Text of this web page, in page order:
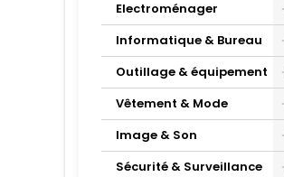
Electroménager
Informatique & Bureau
Outillage & équipement
Vêtement & Mode
Image & Son
Sécurité & Surveillance